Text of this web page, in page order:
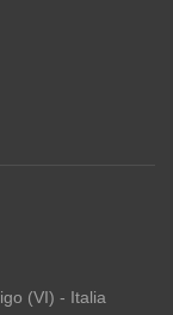
(VI) - Italia